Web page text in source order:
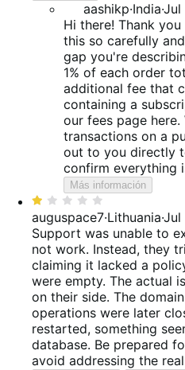
aashikp·India·Jul
Hi there! Thank
this so carefully
gap you're
1% of each order
additional fee that
containing a
our fees page
transactions on a
out to you directly
confirm everything
Más información
Valoración:
1
de
5
auguspace7·Lithuania·Jul
Support was unable to
not work. Instead, they
claiming it lacked a
were empty. The actual
on their side. The
operations were later
restarted, something
database. Be prepared
avoid addressing the